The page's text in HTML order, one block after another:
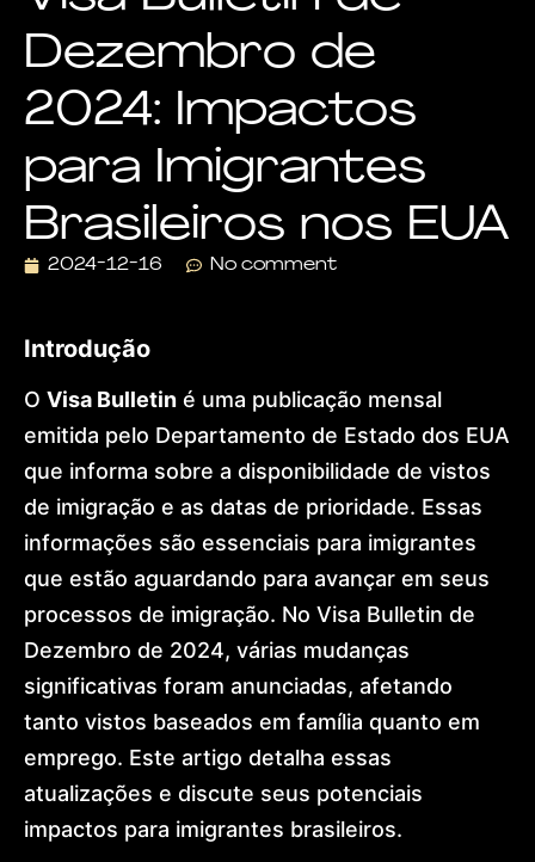
Offices
Contact
About
Practice
European
Citizenship
Ancestry
Dubai
International
Global
Mobility
Visa
Lohan
Gonçalves
News
Contact
Dezembro de
2024: Impactos
para Imigrantes
Brasileiros nos EUA
2024-12-16 No comment
Introdução
O Visa Bulletin é uma publicação mensal
emitida pelo Departamento de Estado dos EUA
que informa sobre a disponibilidade de vistos
de imigração e as datas de prioridade. Essas
informações são essenciais para imigrantes
que estão aguardando para avançar em seus
processos de imigração. No Visa Bulletin de
Dezembro de 2024, várias mudanças
significativas foram anunciadas, afetando
tanto vistos baseados em família quanto em
emprego. Este artigo detalha essas
atualizações e discute seus potenciais
impactos para imigrantes brasileiros.